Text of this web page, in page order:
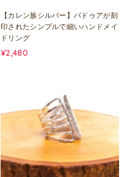
【カレン族シルバー】パドゥアが刻
印されたシンプルで細いハンドメイ
ドリング
¥2,480